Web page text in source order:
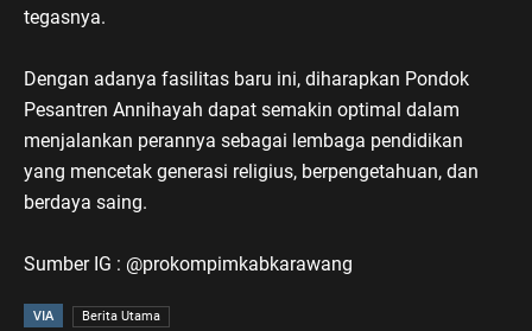
tegasnya.
Dengan adanya fasilitas baru ini, diharapkan Pondok
Pesantren Annihayah dapat semakin optimal dalam
menjalankan perannya sebagai lembaga pendidikan
yang mencetak generasi religius, berpengetahuan, dan
berdaya saing.
Sumber IG : @prokompimkabkarawang
VIA Berita Utama